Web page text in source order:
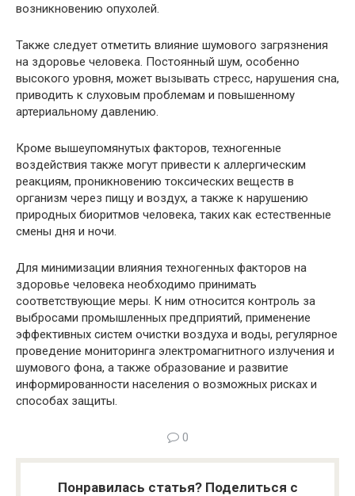
возникновению опухолей.
Также следует отметить влияние шумового загрязнения
на здоровье человека. Постоянный шум, особенно
высокого уровня, может вызывать стресс, нарушения сна,
приводить к слуховым проблемам и повышенному
артериальному давлению.
Кроме вышеупомянутых факторов, техногенные
воздействия также могут привести к аллергическим
реакциям, проникновению токсических веществ в
организм через пищу и воздух, а также к нарушению
природных биоритмов человека, таких как естественные
смены дня и ночи.
Для минимизации влияния техногенных факторов на
здоровье человека необходимо принимать
соответствующие меры. К ним относится контроль за
выбросами промышленных предприятий, применение
эффективных систем очистки воздуха и воды, регулярное
проведение мониторинга электромагнитного излучения и
шумового фона, а также образование и развитие
информированности населения о возможных рисках и
способах защиты.
0
Понравилась статья? Поделиться с